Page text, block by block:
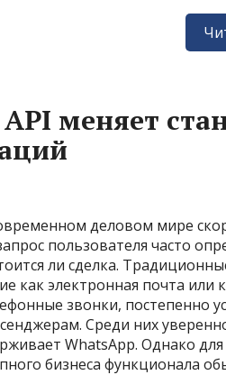
меняет
деловом мире
пользователя часто
ли сделка.
как электронная почта или
звонки, постепенно
Среди них
WhatsApp. Однако для
бизнеса функционала